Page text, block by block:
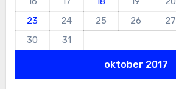
oktober 2017
23
24 25 26 27
30
31